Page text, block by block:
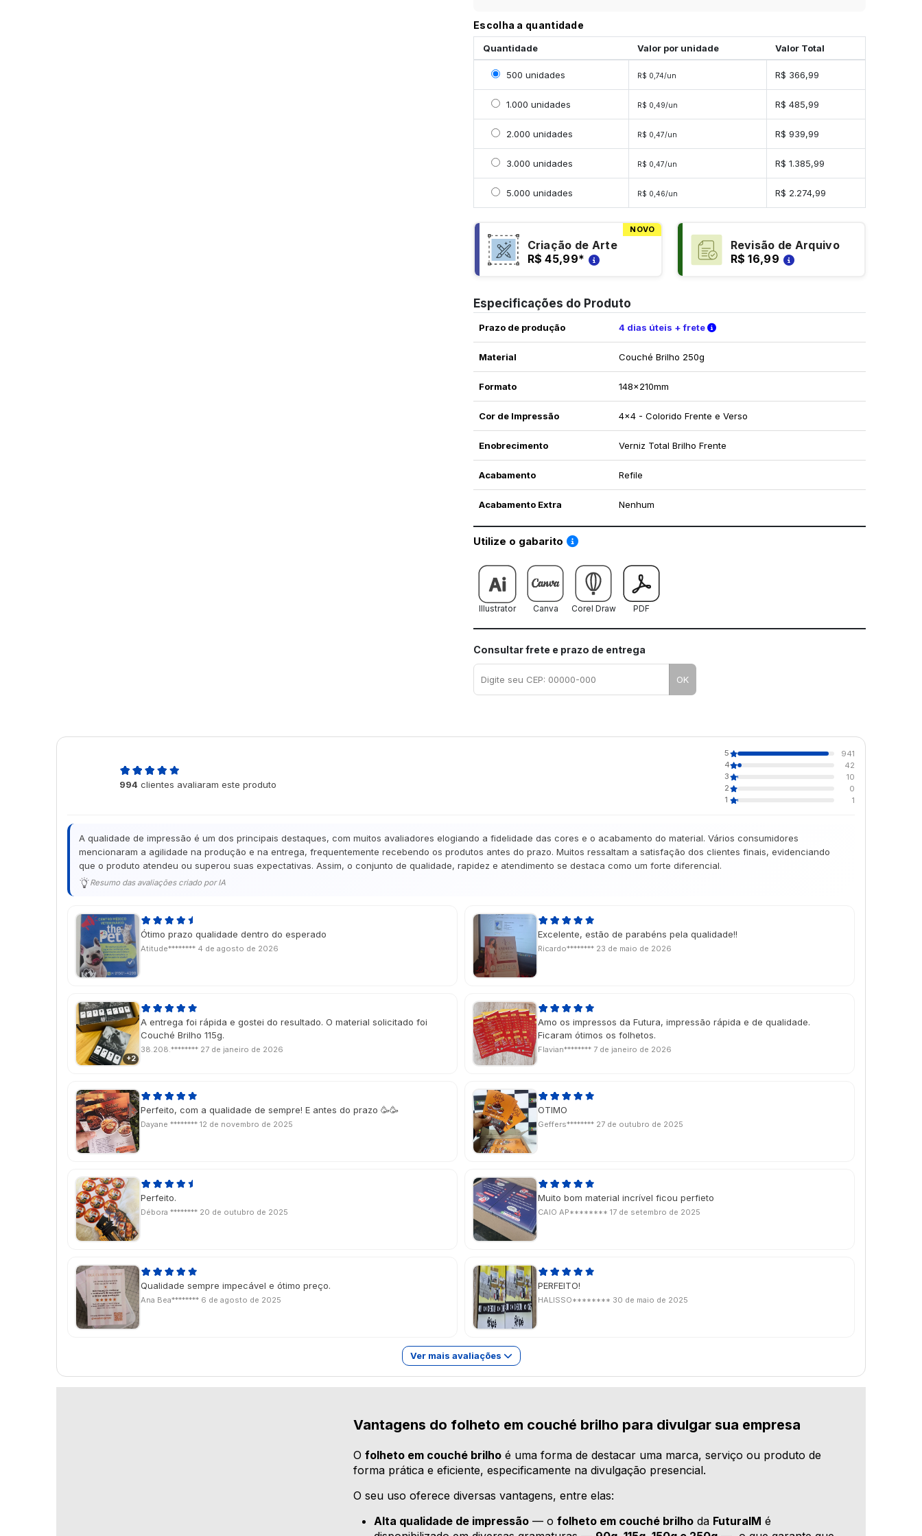
Escolha a quantidade
Quantidade Valor por unidade Valor Total
Selecionar 500 unidades
500 unidades R$ 0,74/un R$ 366,99
Selecionar 1000 unidades
1.000 unidades R$ 0,49/un R$ 485,99
Selecionar 2000 unidades
2.000 unidades R$ 0,47/un R$ 939,99
Selecionar 3000 unidades
3.000 unidades R$ 0,47/un R$ 1.385,99
Selecionar 5000 unidades
5.000 unidades R$ 0,46/un R$ 2.274,99
NOVO
Criação de Arte
R$ 45,99*
Revisão de Arquivo
R$ 16,99
Especificações do Produto
Prazo de produção 4 dias úteis + frete Verifique as condições de entrega
Material Couché Brilho 250g
Formato 148x210mm
Cor de Impressão 4x4 - Colorido Frente e Verso
Enobrecimento Verniz Total Brilho Frente
Acabamento Refile
Acabamento Extra Nenhum
Utilize o gabarito Saiba como utilizar os nossos gabaritos
Illustrator Canva Corel Draw PDF
Consultar frete e prazo de entrega
OK
994 clientes avaliaram este produto
5
941
4
42
3
10
2
0
1
1
A qualidade de impressão é um dos principais destaques, com muitos avaliadores elogiando a fidelidade das cores e o acabamento do material. Vários consumidores
mencionaram a agilidade na produção e na entrega, frequentemente recebendo os produtos antes do prazo. Muitos ressaltam a satisfação dos clientes finais, evidenciando
que o produto atendeu ou superou suas expectativas. Assim, o conjunto de qualidade, rapidez e atendimento se destaca como um forte diferencial.
Resumo das avaliações criado por IA
Ótimo prazo qualidade dentro do esperado
Atitude******** 4 de agosto de 2026
Excelente, estão de parabéns pela qualidade!!
Ricardo******** 23 de maio de 2026
+2
A entrega foi rápida e gostei do resultado. O material solicitado foi
Couché Brilho 115g.
38.208.******** 27 de janeiro de 2026
Amo os impressos da Futura, impressão rápida e de qualidade.
Ficaram ótimos os folhetos.
Flavian******** 7 de janeiro de 2026
Perfeito, com a qualidade de sempre! E antes do prazo 🥳🥳
Dayane ******** 12 de novembro de 2025
OTIMO
Geffers******** 27 de outubro de 2025
Perfeito.
Débora ******** 20 de outubro de 2025
Muito bom material incrível ficou perfieto
CAIO AP******** 17 de setembro de 2025
Qualidade sempre impecável e ótimo preço.
Ana Bea******** 6 de agosto de 2025
PERFEITO!
HALISSO******** 30 de maio de 2025
Ver mais avaliações
Vantagens do folheto em couché brilho para divulgar sua empresa
Ofolheto em couché brilho é uma forma de destacar uma marca, serviço ou produto de
forma prática e eficiente, especificamente na divulgação presencial.
O seu uso oferece diversas vantagens, entre elas:
Alta qualidade de impressão — ofolheto em couché brilho da FuturaIM é